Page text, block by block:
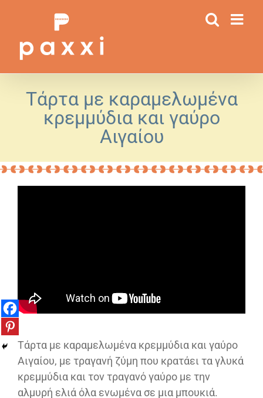
περιεχόμενο
Τάρτα με καραμελωμένα
κρεμμύδια και γαύρο
Αιγαίου
Τάρτα με καραμελωμένα κρεμμύδια και γαύρο
Αιγαίου, με τραγανή ζύμη που κρατάει τα γλυκά
κρεμμύδια και τον τραγανό γαύρο με την
αλμυρή ελιά όλα ενωμένα σε μια μπουκιά.